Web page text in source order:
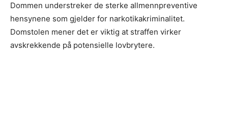
Dommen understreker de sterke allmennpreventive
hensynene som gjelder for narkotikakriminalitet.
Domstolen mener det er viktig at straffen virker
avskrekkende på potensielle lovbrytere.